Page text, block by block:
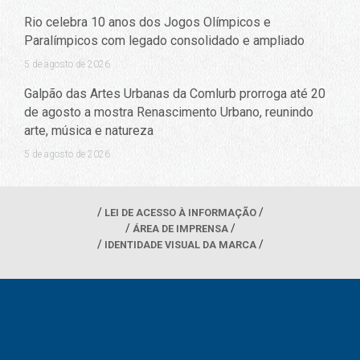
Rio celebra 10 anos dos Jogos Olímpicos e
Paralímpicos com legado consolidado e ampliado
5 de agosto de 2026
Galpão das Artes Urbanas da Comlurb prorroga até 20
de agosto a mostra Renascimento Urbano, reunindo
arte, música e natureza
5 de agosto de 2026
LEI DE ACESSO À INFORMAÇÃO
ÁREA DE IMPRENSA
IDENTIDADE VISUAL DA MARCA